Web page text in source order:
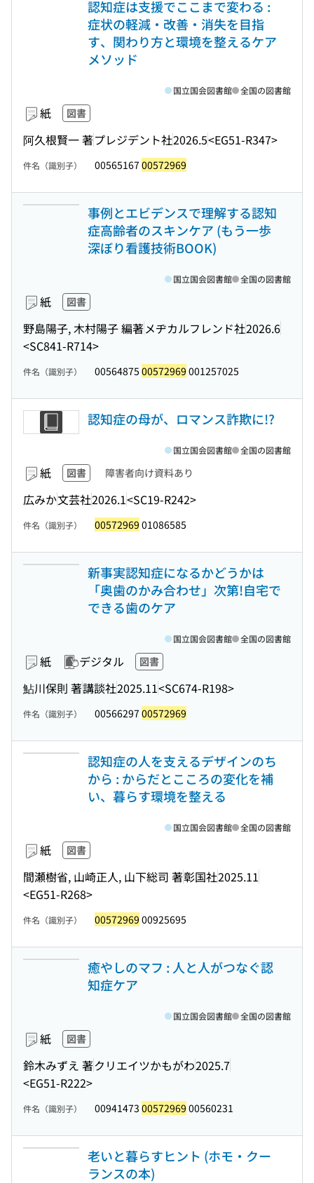
認知症は支援でここまで変わる :
症状の軽減・改善・消失を目指
す、関わり方と環境を整えるケア
メソッド
紙 図書
阿久根賢一 著プレジデント社2026.5<EG51-R347>
国立国会図書館 全国の図書館
件名（識別子） 00565167 00572969
事例とエビデンスで理解する認知
症高齢者のスキンケア (もう一歩
深ぼり看護技術BOOK)
紙 図書
野島陽子, 木村陽子 編著メヂカルフレンド社2026.6
<SC841-R714>
国立国会図書館 全国の図書館
件名（識別子） 00564875 00572969 001257025
認知症の母が、ロマンス詐欺に!?
紙 図書 障害者向け資料あり
広みか文芸社2026.1<SC19-R242>
国立国会図書館 全国の図書館
件名（識別子） 00572969 01086585
新事実認知症になるかどうかは
「奥歯のかみ合わせ」次第!自宅で
できる歯のケア
紙 デジタル 図書
鮎川保則 著講談社2025.11<SC674-R198>
国立国会図書館 全国の図書館
件名（識別子） 00566297 00572969
認知症の人を支えるデザインのち
から : からだとこころの変化を補
い、暮らす環境を整える
紙 図書
間瀬樹省, 山崎正人, 山下総司 著彰国社2025.11
<EG51-R268>
国立国会図書館 全国の図書館
件名（識別子） 00572969 00925695
癒やしのマフ : 人と人がつなぐ認
知症ケア
紙 図書
鈴木みずえ 著クリエイツかもがわ2025.7
<EG51-R222>
国立国会図書館 全国の図書館
件名（識別子） 00941473 00572969 00560231
老いと暮らすヒント (ホモ・クー
ランスの本)